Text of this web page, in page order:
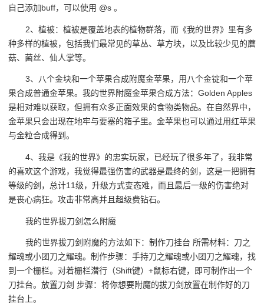
自己添加buff，可以使用 @s 。
2、植被：植被是覆盖地表的植物群落，而《我的世界》里有多
种多样的植被，包括我们最常见的草丛、草方块，以及比较少见的蘑
菇、菌丝、仙人掌等。
3、八个金块和一个苹果合成附魔金苹果，用八个金锭和一个苹
果合成普通金苹果。我的世界附魔金苹果合成方法：Golden Apples
是相对难以获取，但拥有众多正面效果的食物类物品。在自然界中，
金苹果只会出现在地牢与要塞的箱子里。金苹果也可以通过用红苹果
与金粒合成得到。
4、我是《我的世界》的忠实玩家，已经玩了很多年了，我非常
的喜欢这个游戏，我觉得最强伤害的武器是最终的剑，这是一把拥有
等级的剑，总计11级，升级方式变态难，而且最后一级的伤害绝对
是丧心病狂。攻击非常高并且超级费钻石。
我的世界拔刀剑怎么附魔
我的世界拔刀剑附魔的方法如下：制作刀挂台 所需材料：刀之
耀魂或小团刀之耀魂。制作步骤：手持刀之耀魂或小团刀之耀魂，找
到一个栅栏。对着栅栏潜行（Shift键）+鼠标右键，即可制作出一个
刀挂台。放置刀剑 步骤：将你想要附魔的拔刀剑放置在制作好的刀
挂台上。